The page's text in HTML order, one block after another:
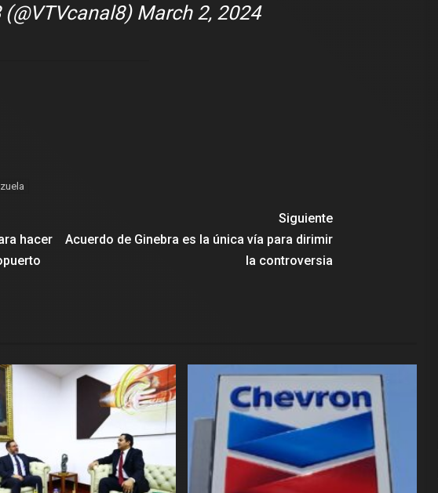
(@VTVcanal8) March 2, 2024
hacer
Siguiente
Acuerdo de Ginebra es la única vía para dirimir
la controversia